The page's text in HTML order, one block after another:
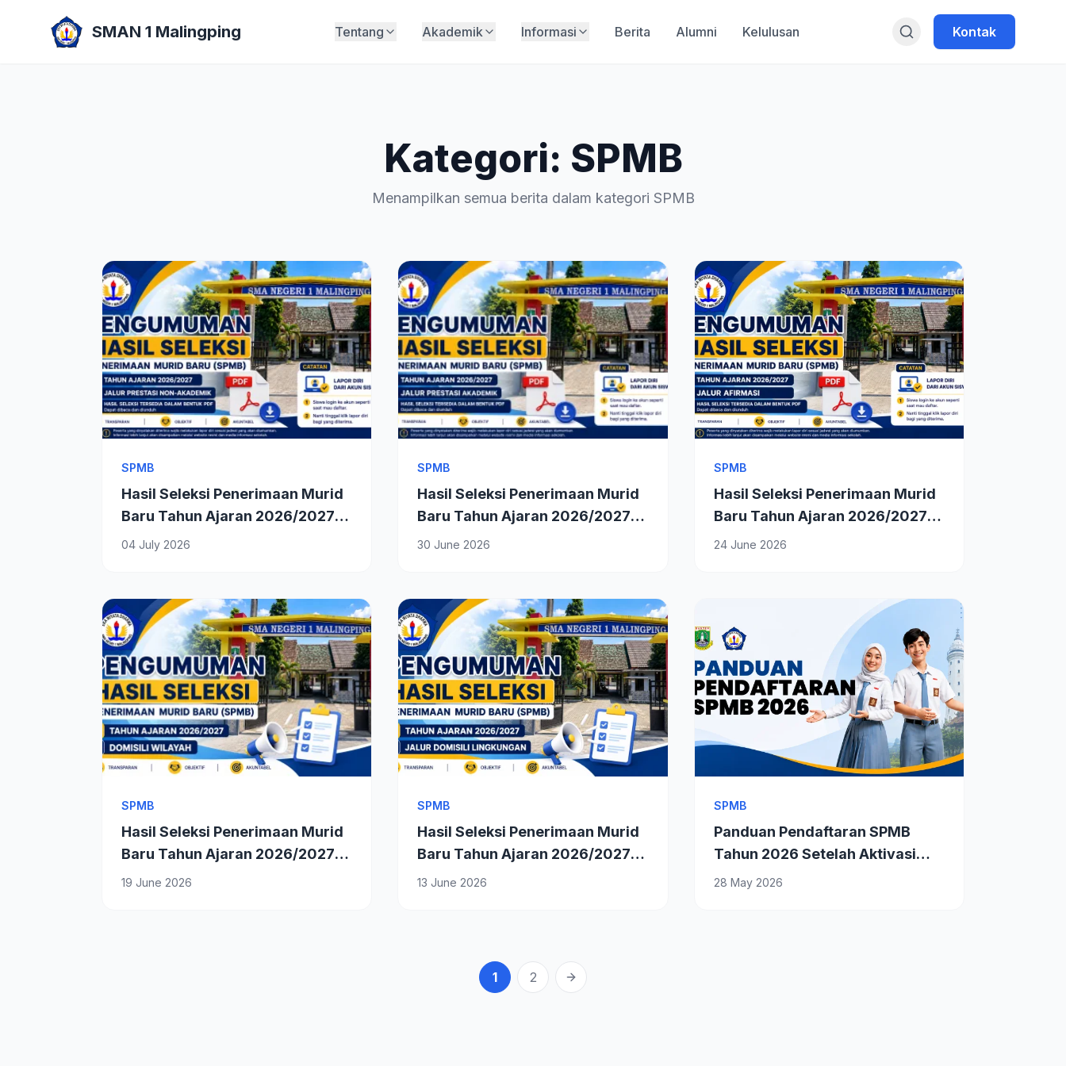
SMAN 1 Malingping Tentang Akademik Informasi Berita Alumni Kelulusan Kontak
Kategori: SPMB
Menampilkan semua berita dalam kategori SPMB
SPMB
Hasil Seleksi Penerimaan Murid
Baru Tahun Ajaran 2026/2027
Jalur Prestasi Non-Akademik
04 July 2026
SPMB
Hasil Seleksi Penerimaan Murid
Baru Tahun Ajaran 2026/2027
Jalur Prestasi Akademik
30 June 2026
SPMB
Hasil Seleksi Penerimaan Murid
Baru Tahun Ajaran 2026/2027
Jalur Afirmasi
24 June 2026
SPMB
Hasil Seleksi Penerimaan Murid
Baru Tahun Ajaran 2026/2027
Jalur Domisili Wilayah
19 June 2026
SPMB
Hasil Seleksi Penerimaan Murid
Baru Tahun Ajaran 2026/2027
Jalur Domisili Lingkungan
13 June 2026
SPMB
Panduan Pendaftaran SPMB
Tahun 2026 Setelah Aktivasi
Akun
28 May 2026
1 2